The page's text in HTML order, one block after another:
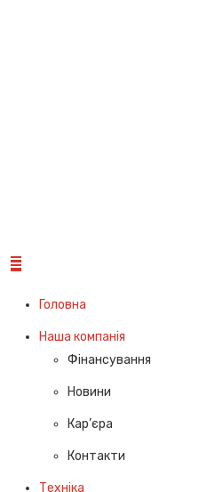
Головна
Наша компанія
Фінансування
Новини
Кар’єра
Контакти
Техніка